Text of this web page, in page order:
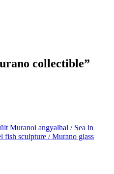
collectible”
Muranoi angyalhal / Sea in
fish sculpture / Murano glass